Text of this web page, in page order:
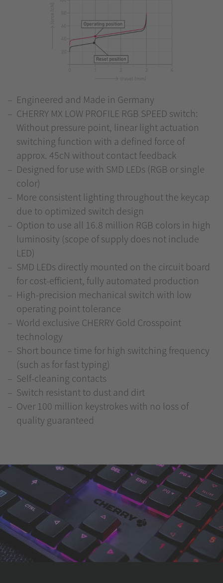
Engineered and Made in Germany
CHERRY MX LOW PROFILE RGB SPEED switch:
Without pressure point, linear light actuation
switching function with a defined force of
approx. 45cN without contact feedback
Designed for use with SMD LEDs (RGB or single
color)
More consistent lighting throughout the keycap
due to optimized switch design
Option to use all 16.8 million RGB colors in high
luminosity (scope of supply does not include
LED)
SMD LEDs directly mounted on the circuit board
for cost-efficient, fully automated production
High-precision mechanical switch with low
operating point tolerance
World exclusive CHERRY Gold Crosspoint
technology
Short bounce time for high switching frequency
(such as for fast typing)
Self-cleaning contacts
Switch resistant to dust and dirt
Over 100 million keystrokes with no loss of
quality guaranteed